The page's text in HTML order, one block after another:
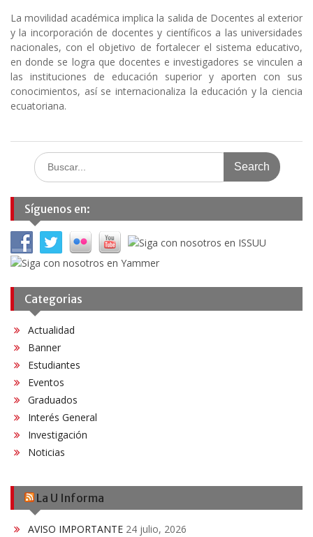
La movilidad académica implica la salida de Docentes al exterior
y la incorporación de docentes y científicos a las universidades
nacionales, con el objetivo de fortalecer el sistema educativo,
en donde se logra que docentes e investigadores se vinculen a
las instituciones de educación superior y aporten con sus
conocimientos, así se internacionaliza la educación y la ciencia
ecuatoriana.
Search
for:
Síguenos en:
Categorias
Actualidad
Banner
Estudiantes
Eventos
Graduados
Interés General
Investigación
Noticias
La U Informa
AVISO IMPORTANTE 24 julio, 2026